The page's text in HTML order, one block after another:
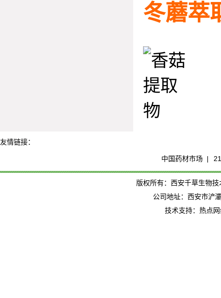
冬蘑萃
友情链接：
中国药材市场 |
版权所有：西安千草生物
公司地址：西安市浐
技术支持：热点